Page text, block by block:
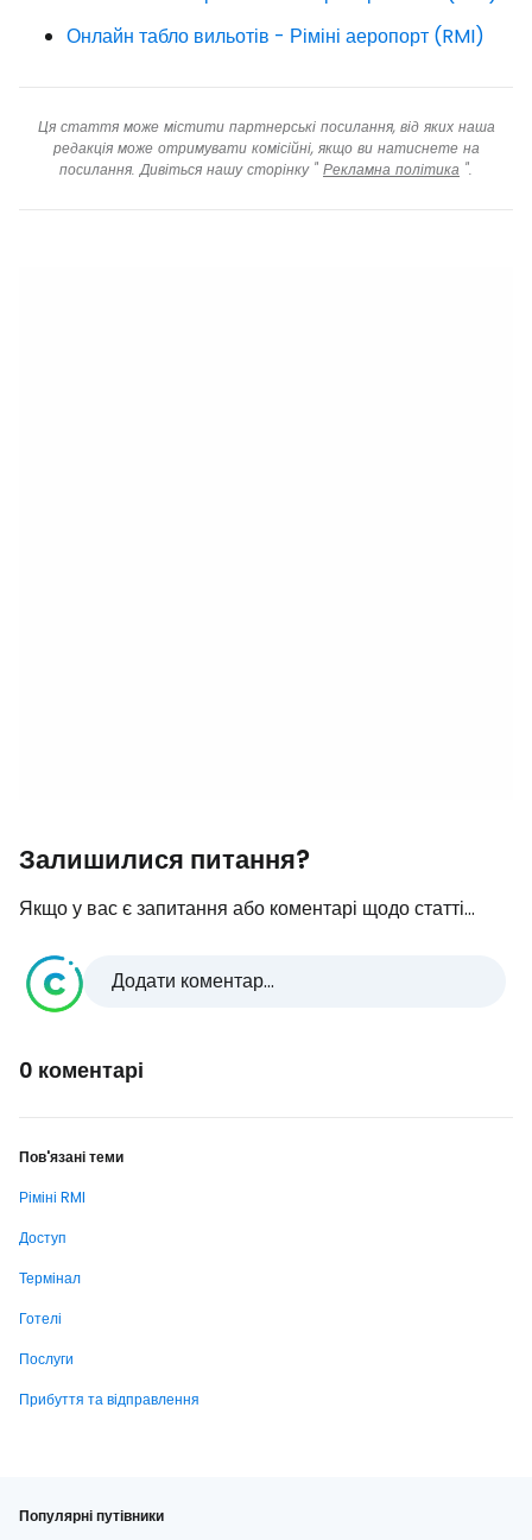
Онлайн табло вильотів - Ріміні аеропорт (RMI)
Ця стаття може містити партнерські посилання, від яких наша
редакція може отримувати комісійні, якщо ви натиснете на
посилання. Дивіться нашу сторінку " Рекламна політика ".
Залишилися питання?
Якщо у вас є запитання або коментарі щодо статті...
Додати коментар...
0 коментарі
Пов'язані теми
Ріміні RMI
Доступ
Термінал
Готелі
Послуги
Прибуття та відправлення
Популярні путівники